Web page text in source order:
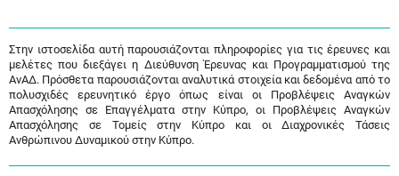
Στην ιστοσελίδα αυτή παρουσιάζονται πληροφορίες για τις έρευνες και
μελέτες που διεξάγει η Διεύθυνση Έρευνας και Προγραμματισμού της
ΑνΑΔ. Πρόσθετα παρουσιάζονται αναλυτικά στοιχεία και δεδομένα από το
πολυσχιδές ερευνητικό έργο όπως είναι οι Προβλέψεις Αναγκών
Απασχόλησης σε Επαγγέλματα στην Κύπρο, οι Προβλέψεις Αναγκών
Απασχόλησης σε Τομείς στην Κύπρο και οι Διαχρονικές Τάσεις
Ανθρώπινου Δυναμικού στην Κύπρο.